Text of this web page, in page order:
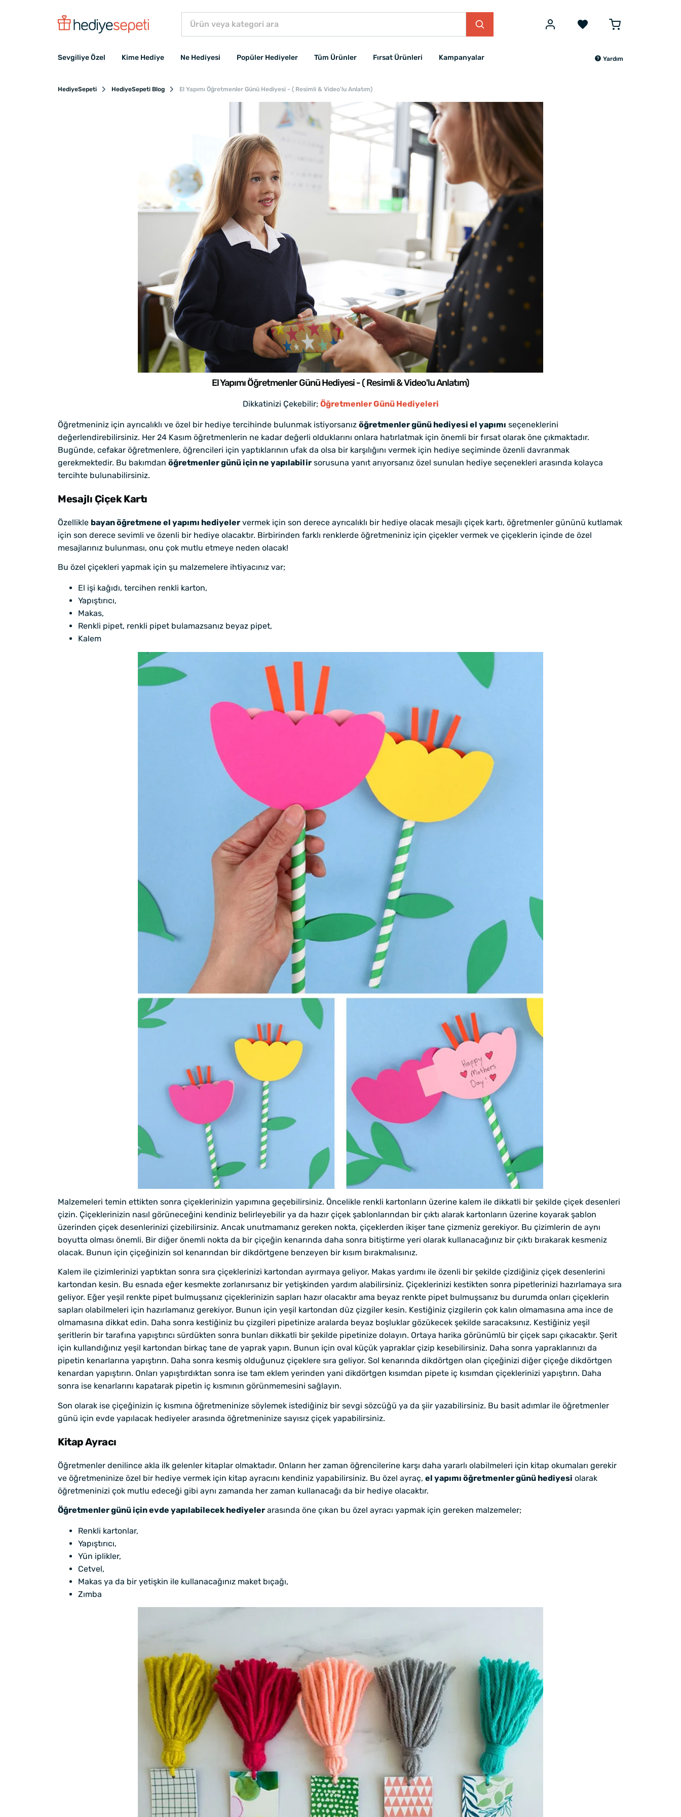
Sevgiliye Özel Kime Hediye Ne Hediyesi Popüler Hediyeler Tüm Ürünler Fırsat Ürünleri Kampanyalar Yardım
HediyeSepeti HediyeSepeti Blog El Yapımı Öğretmenler Günü Hediyesi - ( Resimli & Video'lu Anlatım)
El Yapımı Öğretmenler Günü Hediyesi - ( Resimli & Video'lu Anlatım)
Dikkatinizi Çekebilir; Öğretmenler Günü Hediyeleri
Öğretmeniniz için ayrıcalıklı ve özel bir hediye tercihinde bulunmak istiyorsanız öğretmenler günü hediyesi el yapımı seçeneklerini
değerlendirebilirsiniz. Her 24 Kasım öğretmenlerin ne kadar değerli olduklarını onlara hatırlatmak için önemli bir fırsat olarak öne çıkmaktadır.
Bugünde, cefakar öğretmenlere, öğrencileri için yaptıklarının ufak da olsa bir karşılığını vermek için hediye seçiminde özenli davranmak
gerekmektedir. Bu bakımdan öğretmenler günü için ne yapılabilir sorusuna yanıt arıyorsanız özel sunulan hediye seçenekleri arasında kolayca
tercihte bulunabilirsiniz.
Mesajlı Çiçek Kartı
Özellikle bayan öğretmene el yapımı hediyeler vermek için son derece ayrıcalıklı bir hediye olacak mesajlı çiçek kartı, öğretmenler gününü kutlamak
için son derece sevimli ve özenli bir hediye olacaktır. Birbirinden farklı renklerde öğretmeniniz için çiçekler vermek ve çiçeklerin içinde de özel
mesajlarınız bulunması, onu çok mutlu etmeye neden olacak!
Bu özel çiçekleri yapmak için şu malzemelere ihtiyacınız var;
El işi kağıdı, tercihen renkli karton,
Yapıştırıcı,
Makas,
Renkli pipet, renkli pipet bulamazsanız beyaz pipet,
Kalem
Malzemeleri temin ettikten sonra çiçeklerinizin yapımına geçebilirsiniz. Öncelikle renkli kartonların üzerine kalem ile dikkatli bir şekilde çiçek desenleri
çizin. Çiçeklerinizin nasıl görüneceğini kendiniz belirleyebilir ya da hazır çiçek şablonlarından bir çıktı alarak kartonların üzerine koyarak şablon
üzerinden çiçek desenlerinizi çizebilirsiniz. Ancak unutmamanız gereken nokta, çiçeklerden ikişer tane çizmeniz gerekiyor. Bu çizimlerin de aynı
boyutta olması önemli. Bir diğer önemli nokta da bir çiçeğin kenarında daha sonra bitiştirme yeri olarak kullanacağınız bir çıktı bırakarak kesmeniz
olacak. Bunun için çiçeğinizin sol kenarından bir dikdörtgene benzeyen bir kısım bırakmalısınız.
Kalem ile çizimlerinizi yaptıktan sonra sıra çiçeklerinizi kartondan ayırmaya geliyor. Makas yardımı ile özenli bir şekilde çizdiğiniz çiçek desenlerini
kartondan kesin. Bu esnada eğer kesmekte zorlanırsanız bir yetişkinden yardım alabilirsiniz. Çiçeklerinizi kestikten sonra pipetlerinizi hazırlamaya sıra
geliyor. Eğer yeşil renkte pipet bulmuşsanız çiçeklerinizin sapları hazır olacaktır ama beyaz renkte pipet bulmuşsanız bu durumda onları çiçeklerin
sapları olabilmeleri için hazırlamanız gerekiyor. Bunun için yeşil kartondan düz çizgiler kesin. Kestiğiniz çizgilerin çok kalın olmamasına ama ince de
olmamasına dikkat edin. Daha sonra kestiğiniz bu çizgileri pipetinize aralarda beyaz boşluklar gözükecek şekilde saracaksınız. Kestiğiniz yeşil
şeritlerin bir tarafına yapıştırıcı sürdükten sonra bunları dikkatli bir şekilde pipetinize dolayın. Ortaya harika görünümlü bir çiçek sapı çıkacaktır. Şerit
için kullandığınız yeşil kartondan birkaç tane de yaprak yapın. Bunun için oval küçük yapraklar çizip kesebilirsiniz. Daha sonra yapraklarınızı da
pipetin kenarlarına yapıştırın. Daha sonra kesmiş olduğunuz çiçeklere sıra geliyor. Sol kenarında dikdörtgen olan çiçeğinizi diğer çiçeğe dikdörtgen
kenardan yapıştırın. Onları yapıştırdıktan sonra ise tam eklem yerinden yani dikdörtgen kısımdan pipete iç kısımdan çiçeklerinizi yapıştırın. Daha
sonra ise kenarlarını kapatarak pipetin iç kısmının görünmemesini sağlayın.
Son olarak ise çiçeğinizin iç kısmına öğretmeninize söylemek istediğiniz bir sevgi sözcüğü ya da şiir yazabilirsiniz. Bu basit adımlar ile öğretmenler
günü için evde yapılacak hediyeler arasında öğretmeninize sayısız çiçek yapabilirsiniz.
Kitap Ayracı
Öğretmenler denilince akla ilk gelenler kitaplar olmaktadır. Onların her zaman öğrencilerine karşı daha yararlı olabilmeleri için kitap okumaları gerekir
ve öğretmeninize özel bir hediye vermek için kitap ayracını kendiniz yapabilirsiniz. Bu özel ayraç, el yapımı öğretmenler günü hediyesi olarak
öğretmeninizi çok mutlu edeceği gibi aynı zamanda her zaman kullanacağı da bir hediye olacaktır.
Öğretmenler günü için evde yapılabilecek hediyeler arasında öne çıkan bu özel ayracı yapmak için gereken malzemeler;
Renkli kartonlar,
Yapıştırıcı,
Yün iplikler,
Cetvel,
Makas ya da bir yetişkin ile kullanacağınız maket bıçağı,
Zımba